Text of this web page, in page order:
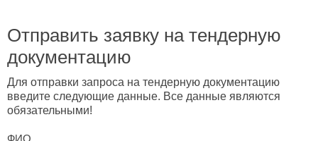
Отправить заявку на тендерную
документацию
Для отправки запроса на тендерную документацию
введите следующие данные. Все данные являются
обязательными!
ФИО